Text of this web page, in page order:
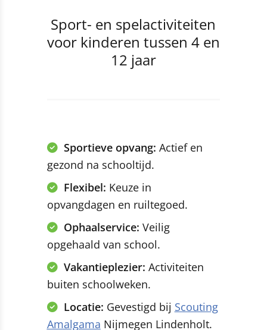
Sport- en spelactiviteiten
voor kinderen tussen 4 en
12 jaar
Sportieve opvang: Actief en
gezond na schooltijd.
Flexibel: Keuze in
opvangdagen en ruiltegoed.
Ophaalservice: Veilig
opgehaald van school.
Vakantieplezier: Activiteiten
buiten schoolweken.
Locatie: Gevestigd bij Scouting
Amalgama Nijmegen Lindenholt.